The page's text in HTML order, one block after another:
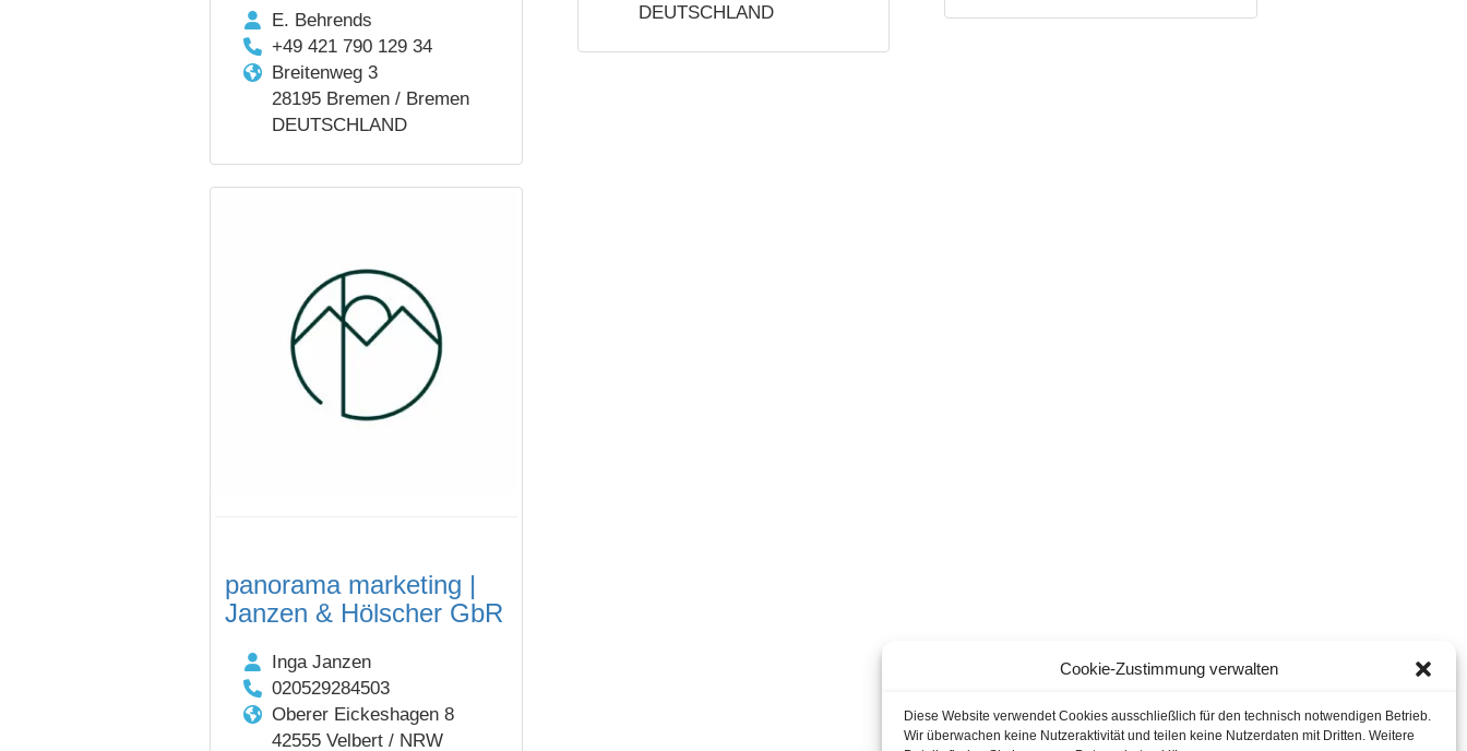
Cookie-Zustimmung verwalten
Diese Website verwendet Cookies ausschließlich für den technisch notwendigen Betrieb.
Wir überwachen keine Nutzeraktivität und teilen keine Nutzerdaten mit Dritten. Weitere
E. Behrends
+49 421 790 129 34
Breitenweg 3
28195 Bremen / Bremen
DEUTSCHLAND
panorama marketing |
Janzen & Hölscher GbR
Inga Janzen
020529284503
Oberer Eickeshagen 8
42555 Velbert / NRW
DEUTSCHLAND